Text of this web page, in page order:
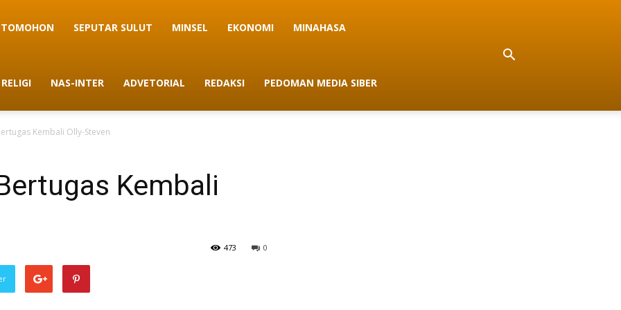
TOMOHON SEPUTAR SULUT MINSEL EKONOMI MINAHASA
RELIGI NAS-INTER ADVETORIAL REDAKSI PEDOMAN MEDIA SIBER
Kembali Olly-Steven
Kembali
0
473